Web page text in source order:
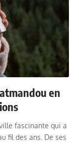
en
fascinante qui a
fil des ans. De ses